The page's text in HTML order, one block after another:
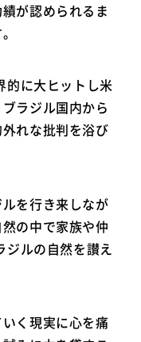
が認められるま
的に大ヒットし米
ラジル国内から
れな批判を浴び
を行き来しなが
の中で家族や仲
ルの自然を讃え
く現実に心を痛